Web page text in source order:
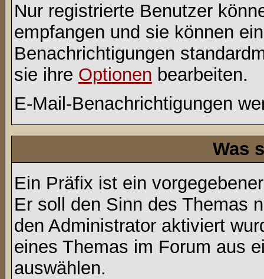
Nur registrierte Benutzer
empfangen und sie können
Benachrichtigungen
sie ihre Optionen bearbeiten.
E-Mail-Benachrichtigungen
Was
Ein Präfix ist ein
Er soll den Sinn des Themas
den Administrator aktiviert
eines Themas im Forum aus
auswählen.